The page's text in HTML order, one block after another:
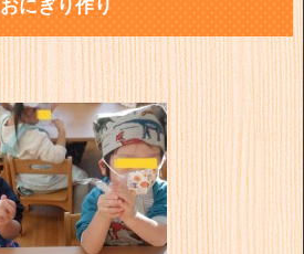
おにぎり作り